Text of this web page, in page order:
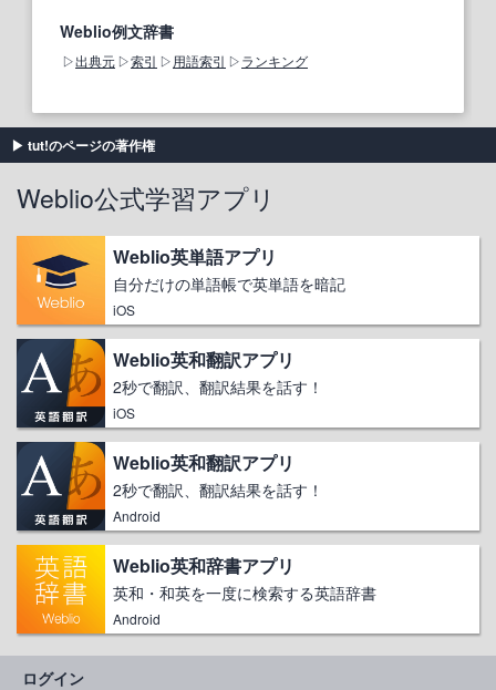
Weblio例文辞書
出典元 索引 用語索引 ランキング
tut!のページの著作権
Weblio公式学習アプリ
Weblio英単語アプリ
自分だけの単語帳で英単語を暗記
iOS
Weblio英和翻訳アプリ
2秒で翻訳、翻訳結果を話す！
iOS
Weblio英和翻訳アプリ
2秒で翻訳、翻訳結果を話す！
Android
Weblio英和辞書アプリ
英和・和英を一度に検索する英語辞書
Android
ログイン